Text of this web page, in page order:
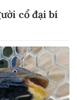
cổ đại bí